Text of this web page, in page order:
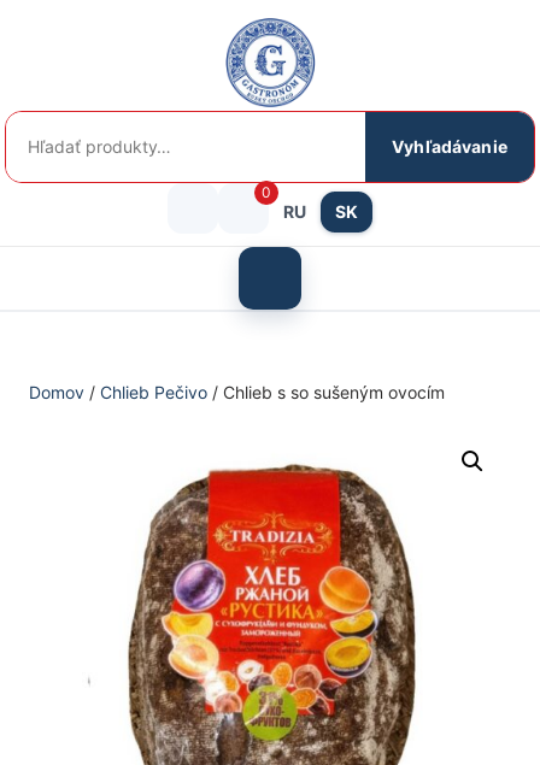
Hľadať:
Vyhľadávanie
Prihlásenie
košík
0
RU SK
menu
Domov / Chlieb Pečivo / Chlieb s so sušeným ovocím